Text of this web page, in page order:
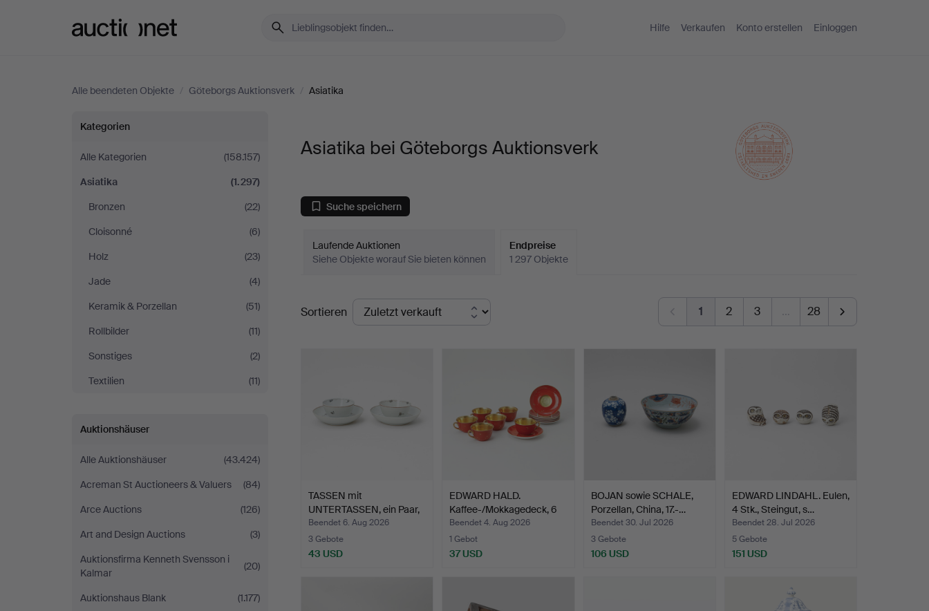
Hilfe Verkaufen Konto erstellen Einloggen
Alle beendeten Objekte / Göteborgs Auktionsverk / Asiatika
Asiatika
bei
Göteborgs
Auktionsverk
Kategorien
Alle Kategorien
(158.157)
Asiatika
(1.297)
Bronzen
(22)
Cloisonné
(6)
Holz
(23)
Jade
(4)
Keramik & Porzellan
(51)
Rollbilder
(11)
Sonstiges
(2)
Textilien
(11)
Auktionshäuser
Alle Auktionshäuser
(43.424)
Acreman St Auctioneers & Valuers
(84)
Arce Auctions
(126)
Art and Design Auctions
(3)
Auktionsfirma Kenneth Svensson i
Kalmar
(20)
Auktionshaus Blank
(1.177)
Asiatika bei Göteborgs Auktionsverk
Suche speichern
Laufende Auktionen
Siehe Objekte worauf Sie bieten können
Endpreise
1 297 Objekte
Endpreise
Sortieren 1 2 3 … 28
TASSEN mit
UNTERTASSEN, ein Paar,
Chinapor…
Beendet 6. Aug 2026
3 Gebote
43 USD
EDWARD HALD.
Kaffee-/Mokkagedeck, 6
Stk., …
Beendet 4. Aug 2026
1 Gebot
37 USD
BOJAN sowie SCHALE,
Porzellan, China, 17.-…
Beendet 30. Jul 2026
3 Gebote
106 USD
EDWARD LINDAHL. Eulen,
4 Stk., Steingut, s…
Beendet 28. Jul 2026
5 Gebote
151 USD